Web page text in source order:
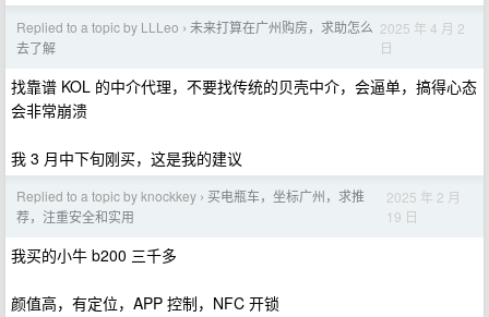
Replied to a topic by LLLeo › 未来打算在广州购房，求助怎么
去了解
2025 年 4 月 2
日
找靠谱 KOL 的中介代理，不要找传统的贝壳中介，会逼单，搞得心态
会非常崩溃
我 3 月中下旬刚买，这是我的建议
Replied to a topic by knockkey › 买电瓶车，坐标广州，求推
荐，注重安全和实用
2025 年 2 月
19 日
我买的小牛 b200 三千多
颜值高，有定位，APP 控制，NFC 开锁